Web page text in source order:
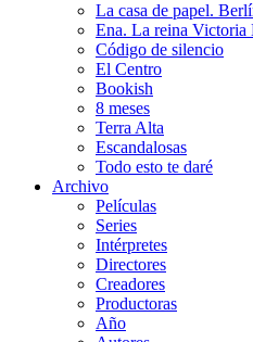
La casa de papel.
Ena. La reina Victoria
Código de silencio
El Centro
Bookish
8 meses
Terra Alta
Escandalosas
Todo esto te daré
Archivo
Películas
Series
Intérpretes
Directores
Creadores
Productoras
Año